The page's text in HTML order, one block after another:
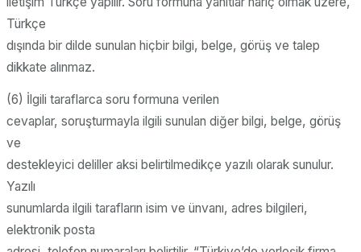
Türkçe
dışında bir dilde sunulan hiçbir bilgi, belge, görüş ve talep
dikkate alınmaz.
(6) İlgili taraflarca soru formuna verilen
cevaplar, soruşturmayla ilgili sunulan diğer bilgi, belge, görüş
ve
destekleyici deliller aksi belirtilmedikçe yazılı olarak sunulur.
Yazılı
sunumlarda ilgili tarafların isim ve ünvanı, adres bilgileri,
elektronik posta